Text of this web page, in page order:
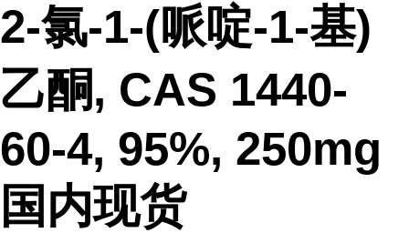
2-氯-1-(哌啶-1-基)
乙酮, CAS 1440-
60-4, 95%, 250mg
国内现货